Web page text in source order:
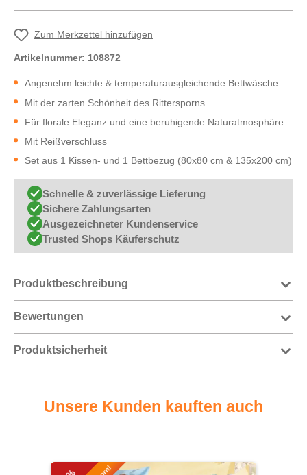
Zum Merkzettel hinzufügen
Artikelnummer: 108872
Angenehm leichte & temperaturausgleichende Bettwäsche
Mit der zarten Schönheit des Rittersporns
Für florale Eleganz und eine beruhigende Naturatmosphäre
Mit Reißverschluss
Set aus 1 Kissen- und 1 Bettbezug (80x80 cm & 135x200 cm)
Schnelle & zuverlässige Lieferung
Sichere Zahlungsarten
Ausgezeichneter Kundenservice
Trusted Shops Käuferschutz
Produktbeschreibung
Bewertungen
Produktsicherheit
Unsere Kunden kauften auch
Produktgalerie überspringen